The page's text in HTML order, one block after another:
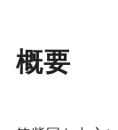
概要